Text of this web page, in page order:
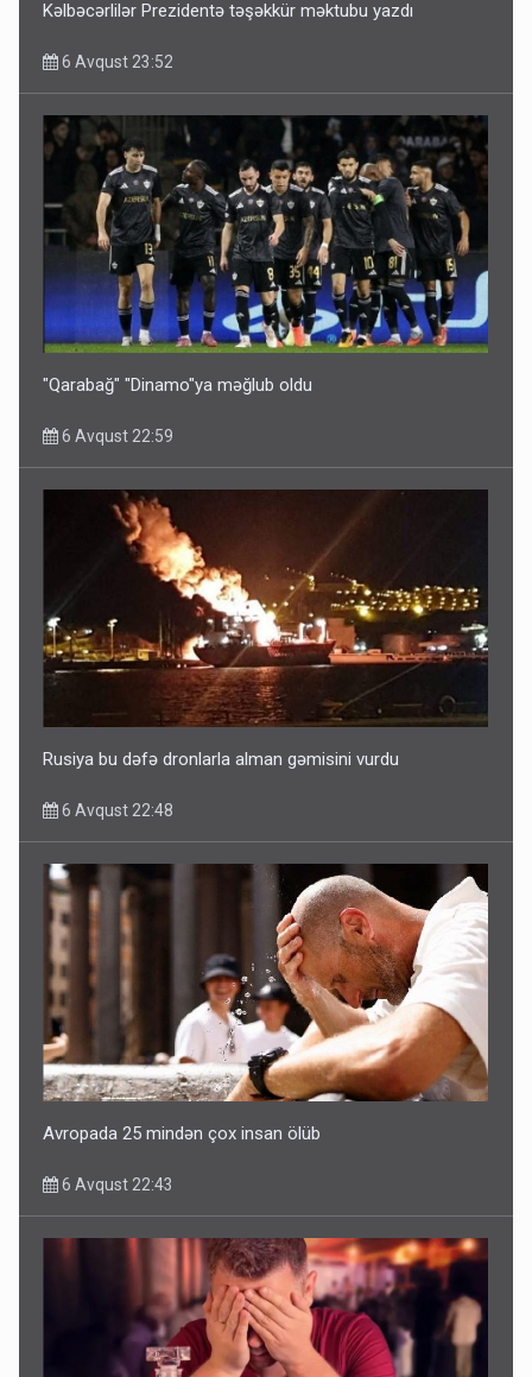
Bu ölkələrə şəxsiyyət vəsiqəsi ilə gedə biləcəksiniz -
SİYAHI
6 Avqust 10:53
Ərdoğana sui-qəsd planının iştirakçısı detalları açıqladı
Kəlbəcərlilər Prezidentə təşəkkür məktubu yazdı
6 Avqust 23:52
"Qarabağ" "Dinamo"ya məğlub oldu
6 Avqust 22:59
Rusiya bu dəfə dronlarla alman gəmisini vurdu
6 Avqust 22:48
Avropada 25 mindən çox insan ölüb
6 Avqust 22:43